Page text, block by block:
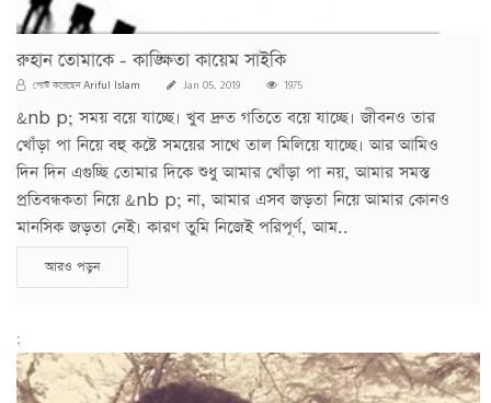
রুহান তোমাকে - কাঙ্ক্ষিতা কায়েম সাইকি
পোস্ট করেছেনAriful Islam Jan 05, 2019 1975
&nb p; সময় বয়ে যাচ্ছে। খুব দ্রুত গতিতে বয়ে যাচ্ছে। জীবনও তার
খোঁড়া পা নিয়ে বহু কষ্টে সময়ের সাথে তাল মিলিয়ে যাচ্ছে। আর আমিও
দিন দিন এগুচ্ছি তোমার দিকে শুধু আমার খোঁড়া পা নয়, আমার সমস্ত
প্রতিবন্ধকতা নিয়ে &nb p; না, আমার এসব জড়তা নিয়ে আমার কোনও
মানসিক জড়তা নেই। কারণ তুমি নিজেই পরিপূর্ণ, আম..
আরও পড়ুন
;